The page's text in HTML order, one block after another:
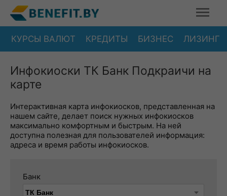
КУРСЫ ВАЛЮТ КРЕДИТЫ БИЗНЕС ЛИЗИНГ
Инфокиоски ТК Банк Подкраичи на
карте
Интерактивная карта инфокиосков, представленная на
нашем сайте, делает поиск нужных инфокиосков
максимально комфортным и быстрым. На ней
доступна полезная для пользователей информация:
адреса и время работы инфокиосков.
Банк